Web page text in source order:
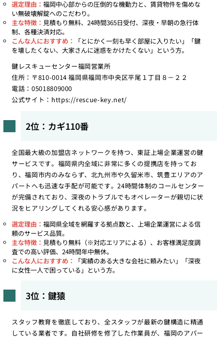
選定理由： 福岡中心部からの圧倒的な機動力と、賃貸物件を傷めな
い無破壊解錠へのこだわり。
主な特徴： 見積もり無料、24時間365日受付、深夜・早朝の急行体
制、各種決済対応。
こんな人におすすめ：
「とにかく一刻も早く部屋に入りたい」「鍵
を壊したくない、大家さんに迷惑をかけたくない」という方。
鍵レスキューセンター福岡営業所
住所：〒810-0014 福岡県福岡市中央区平尾１丁目８－２２
電話：05018809000
公式サイト： https://rescue-key.net/
2位：カギ110番
全国最大級の加盟店ネットワークを持つ、東証上場企業運営の鍵
サービスです。福岡県内全域に非常に多くの提携店を持ってお
り、福岡市内のみならず、北九州市や久留米市、筑豊エリアのア
パートへも迅速な手配が可能です。24時間体制のコールセンター
が完備されており、深夜のトラブルでもオペレーターが親切に状
況をヒアリングしてくれる安心感があります。
選定理由： 福岡県全域を網羅する拠点数と、上場企業運営による信
頼のサービス品質。
主な特徴： 見積もり無料（※対応エリアによる）、お客様満足度調
査での高い評価、24時間年中無休。
こんな人におすすめ：
「実績のある大きな会社に頼みたい」「深夜
に女性一人で困っている」という方。
3位：鍵猿
スタッフ教育を徹底しており、全スタッフが最新の鍵構造に精通
している業者です。自社研修を修了した作業員が、福岡のアパー